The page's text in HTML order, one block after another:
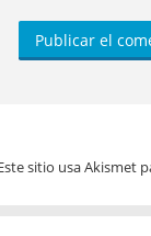
sitio usa Akismet